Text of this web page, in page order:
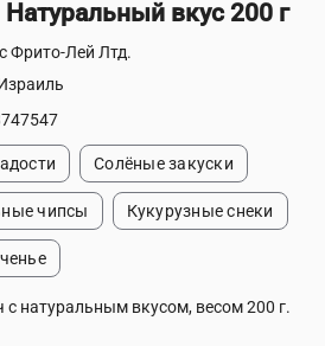
вкус 200 г
Фрито-Лей Лтд.
Солёные закуски
чипсы Кукурузные снеки
с натуральным вкусом, весом 200 г.